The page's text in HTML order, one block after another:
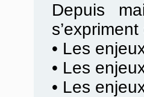
Depuis
• Les
• Les
• Les